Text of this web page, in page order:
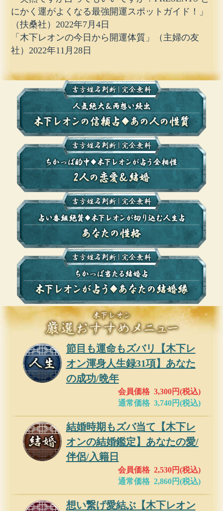
にかく運がよくなる最強開運スポットガイド！」
（扶桑社）2022年7月4日
「木下レオンの今日から開運体質」（主婦の友
社）2022年11月28日
節目も運命もズバリ【木下レ
オン渾身人生録31項】あなた
の成功/晩年
会員価格 3,300円(税込)
通常価格 3,740円(税込)
結婚時期もズバ当て【木下レ
オンの結婚鑑定】あなたの愛/
伴侶/入籍日
会員価格 2,530円(税込)
通常価格 2,860円(税込)
想い繋げ愛結ぶ【木下レオン